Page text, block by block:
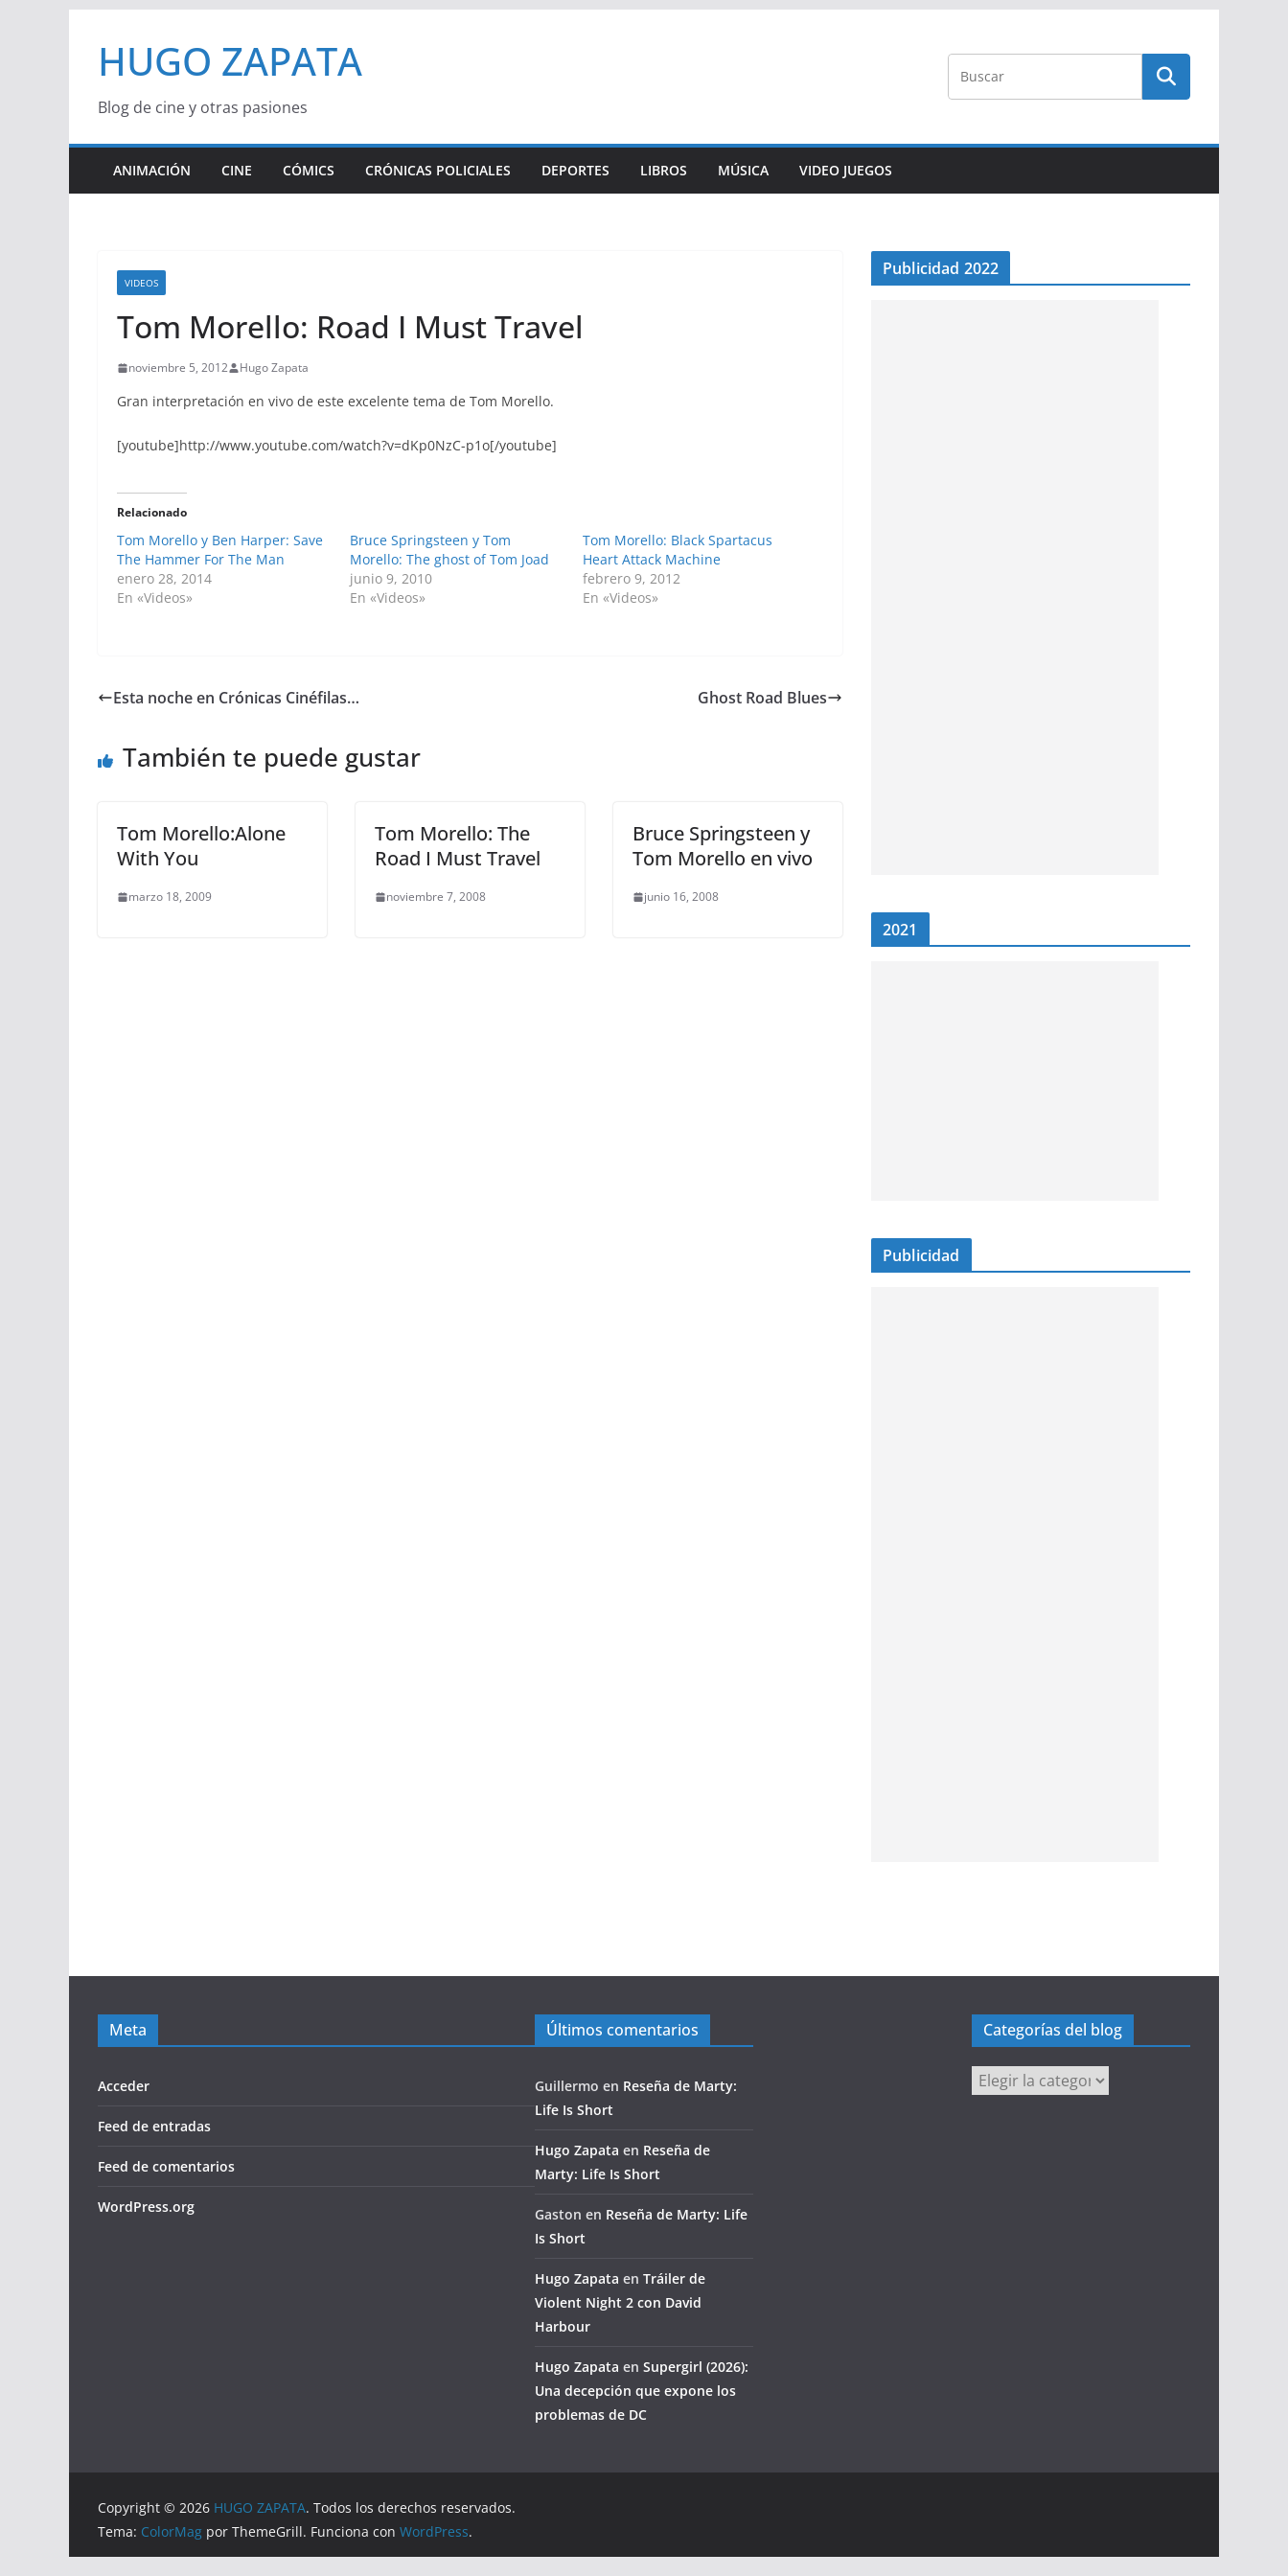
contenido
HUGO ZAPATA
Blog de cine y otras pasiones
ANIMACIÓN CINE CÓMICS CRÓNICAS POLICIALES DEPORTES LIBROS MÚSICA VIDEO JUEGOS
VIDEOS
Tom Morello: Road I Must Travel
noviembre 5, 2012 Hugo Zapata
Gran interpretación en vivo de este excelente tema de Tom Morello.
[youtube]http://www.youtube.com/watch?v=dKp0NzC-p1o[/youtube]
Relacionado
Tom Morello y Ben Harper: Save
The Hammer For The Man
enero 28, 2014
En «Videos»
Bruce Springsteen y Tom
Morello: The ghost of Tom Joad
junio 9, 2010
En «Videos»
Tom Morello: Black Spartacus
Heart Attack Machine
febrero 9, 2012
En «Videos»
Esta noche en Crónicas Cinéfilas… Ghost Road Blues
También te puede gustar
Tom Morello:Alone
With You
marzo 18, 2009
Tom Morello: The
Road I Must Travel
noviembre 7, 2008
Bruce Springsteen y
Tom Morello en vivo
junio 16, 2008
Publicidad 2022
2021
Publicidad
Meta
Acceder
Feed de entradas
Feed de comentarios
WordPress.org
Últimos comentarios
Guillermo en Reseña de Marty:
Life Is Short
Hugo Zapata en Reseña de
Marty: Life Is Short
Gaston en Reseña de Marty: Life
Is Short
Hugo Zapata en Tráiler de
Violent Night 2 con David
Harbour
Hugo Zapata en Supergirl (2026):
Una decepción que expone los
problemas de DC
Categorías del blog
Categorías
del
Copyright © 2026 HUGO ZAPATA. Todos los derechos reservados.
Tema: ColorMag por ThemeGrill. Funciona con WordPress.